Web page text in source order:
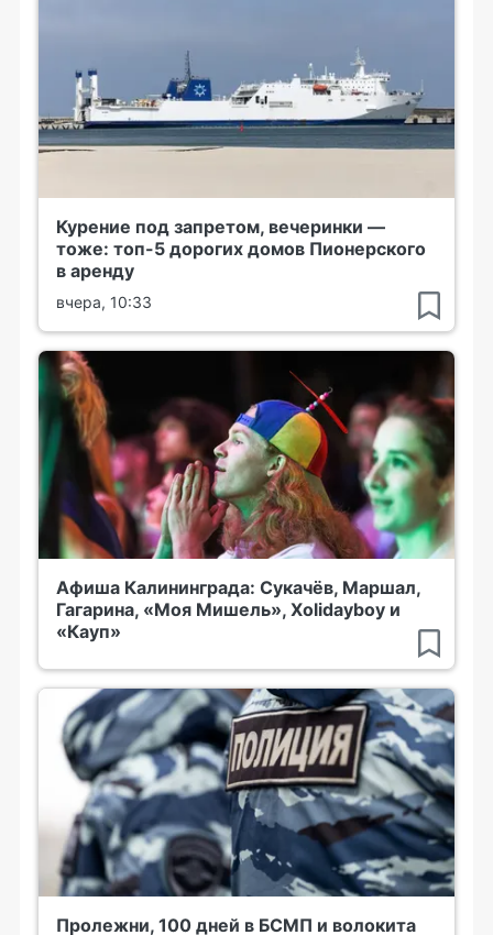
Курение под запретом, вечеринки —
тоже: топ-5 дорогих домов Пионерского
в аренду
вчера, 10:33
Афиша Калининграда: Сукачёв, Маршал,
Гагарина, «Моя Мишель», Xolidayboy и
«Кауп»
Пролежни, 100 дней в БСМП и волокита